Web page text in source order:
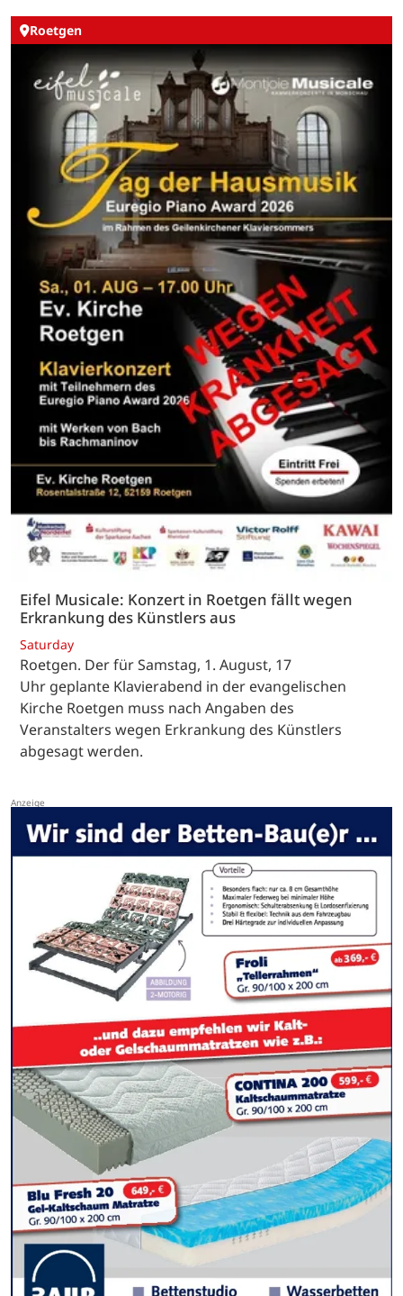
Roetgen
Eifel Musicale: Konzert in Roetgen fällt wegen
Erkrankung des Künstlers aus
Saturday
Roetgen. Der für Samstag, 1. August, 17
Uhr geplante Klavierabend in der evangelischen
Kirche Roetgen muss nach Angaben des
Veranstalters wegen Erkrankung des Künstlers
abgesagt werden.